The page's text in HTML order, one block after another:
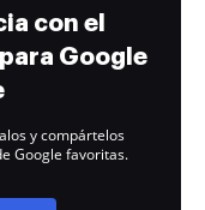
con el
Google
y compártelos
Google favoritas.